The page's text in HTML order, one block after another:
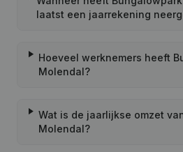
laatst een jaarrekening
Hoeveel werknemers heeft
Molendal?
Wat is de jaarlijkse omzet
Molendal?